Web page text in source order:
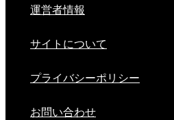
運営者情報
サイトについて
プライバシーポリシー
お問い合わせ